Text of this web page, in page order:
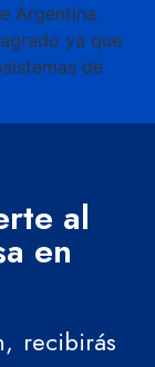
Argentina.
ya que
de
al
en
recibirás